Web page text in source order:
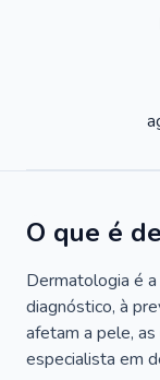
O que é
Dermatologia é
diagnóstico, à
afetam a pele, as
especialista em